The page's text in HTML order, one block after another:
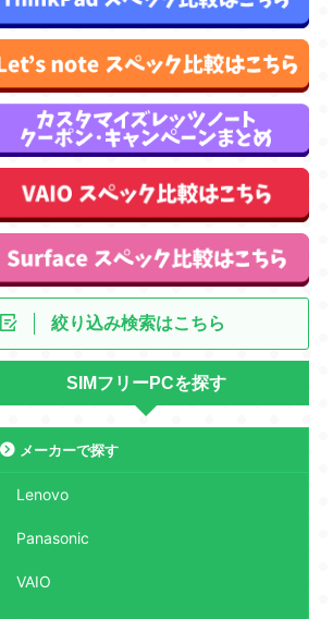
絞り込み検索はこちら
SIMフリーPCを探す
メーカーで探す
Lenovo
Panasonic
VAIO